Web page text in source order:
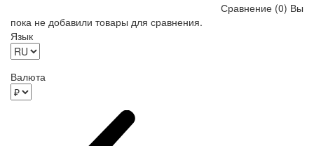
Сравнение (0) Вы
пока не добавили товары для сравнения.
Язык
Валюта